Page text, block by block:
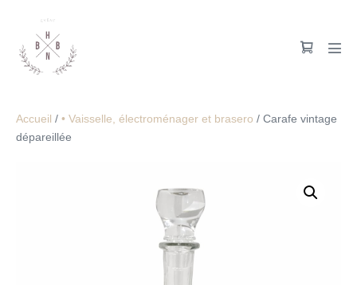
Accueil / • Vaisselle, électroménager et brasero / Carafe vintage
dépareillée